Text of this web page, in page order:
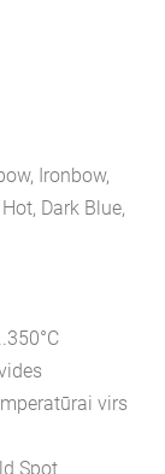
Ironbow,
Dark Blue,
virs
Spot